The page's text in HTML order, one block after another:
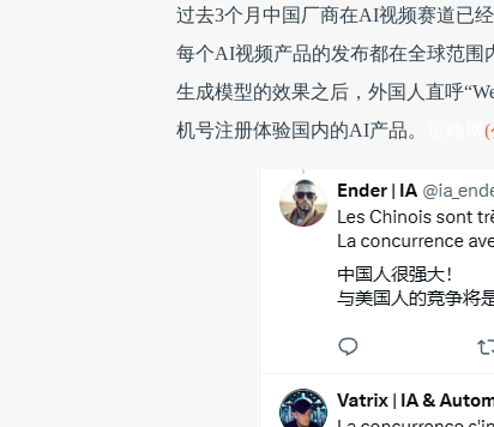
过去3个月中国厂商在AI视频赛道已
每个AI视频产品的发布都在全球范围
生成模型的效果之后，外国人直呼
机号注册体验国内的AI产品。
(